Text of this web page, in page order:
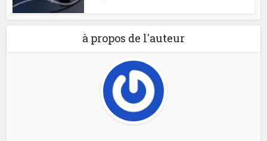
à propos de l'auteur